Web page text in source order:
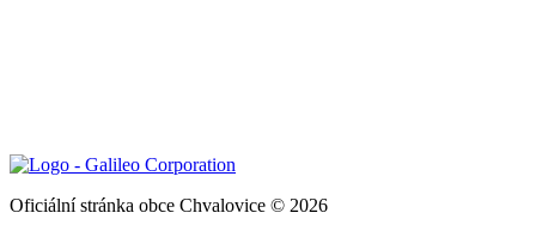
Oficiální stránka obce Chvalovice © 2026